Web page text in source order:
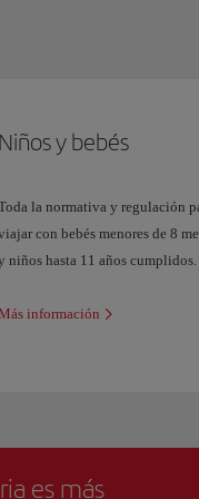
Niños y bebés
la normativa y regulación
con bebés menores de 8
niños hasta 11 años cumplidos.
información
es más